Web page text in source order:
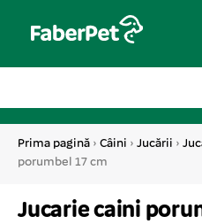
Prima pagină › Câini › Jucării ›
porumbel 17 cm
Jucarie caini